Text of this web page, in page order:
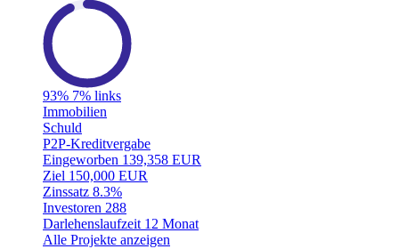
93% 7% links
Immobilien
Schuld
P2P-Kreditvergabe
Eingeworben 139,358 EUR
Ziel 150,000 EUR
Zinssatz 8.3%
Investoren 288
Darlehenslaufzeit 12 Monat
Alle Projekte anzeigen